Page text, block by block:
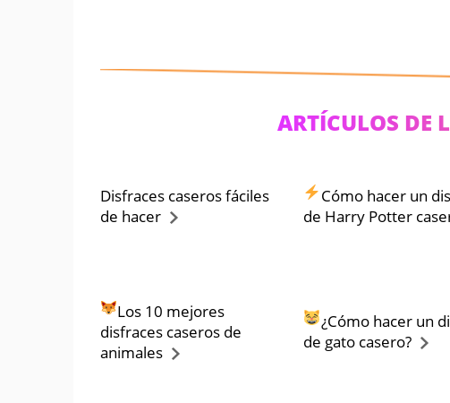
ARTÍCULOS DE
Disfraces caseros fáciles
de hacer
Cómo hacer un
de Harry Potter
Los 10 mejores
disfraces caseros de
animales
¿Cómo hacer un
de gato casero?